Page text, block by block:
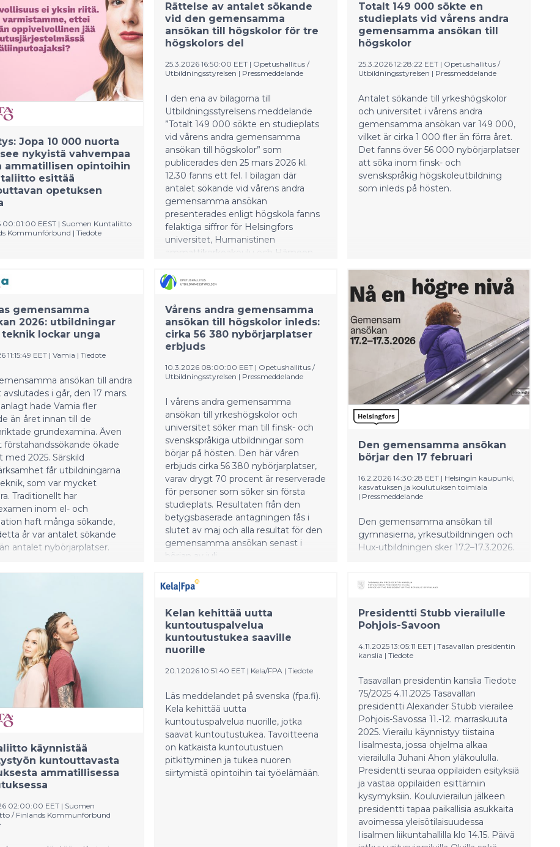
Jopa 10 000 nuorta
nykyistä vahvempaa
ammatillisen opintoihin
esittää
opetuksen
00:01:00 EEST | Suomen Kuntaliitto
Kommunförbund | Tiedote
nuori opiskelija tarvitsisi
oppivelvollisuudesta. Osa
jää tilanteeseen, jossa he
osallistumaan
kuntouttavia
Kuntaliitto esittää
opetuksen mallia osaksi
koulutusta.
on tukea nuoria, joiden
ei tilapäisesti riitä
opintoihin.
Rättelse av antalet sökande
vid den gemensamma
ansökan till högskolor för tre
högskolors del
25.3.2026 16:50:00 EET | Opetushallitus /
Utbildningsstyrelsen | Pressmeddelande
I den ena av bilagorna till
Utbildningsstyrelsens meddelande
”Totalt 149 000 sökte en studieplats
vid vårens andra gemensamma
ansökan till högskolor” som
publicerades den 25 mars 2026 kl.
12.30 fanns ett fel. I bilagan där
antalet sökande vid vårens andra
gemensamma ansökan
presenterades enligt högskola fanns
felaktiga siffror för Helsingfors
universitet, Humanistinen
ammattikorkeakoulu och Hämeen
meddelandet innehöll inget fel. Vi ber
om ursäkt för det inträffade och
distribuerar här meddelandet på nytt
med korrigerad bilaga.
Totalt 149 000 sökte en
studieplats vid vårens andra
gemensamma ansökan till
högskolor
25.3.2026 12:28:22 EET | Opetushallitus /
Utbildningsstyrelsen | Pressmeddelande
Antalet sökande till yrkeshögskolor
och universitet i vårens andra
gemensamma ansökan var 149 000,
vilket är cirka 1 000 fler än förra året.
Det fanns över 56 000 nybörjarplatser
att söka inom finsk- och
svenskspråkig högskoleutbildning
som inleds på hösten.
gemensamma
2026: utbildningar
lockar unga
11:15:49 EET | Vamia | Tiedote
ansökan till andra
avslutades i går, den 17 mars.
hade Vamia fler
än året innan till de
grundexamina. Även
förstahandssökande ökade
med 2025. Särskild
får utbildningarna
som var mycket
Traditionellt har
inom el- och
haft många sökande,
år var antalet sökande
antalet nybörjarplatser.
och husteknik
ökningen har skett
i maskin- och
antalet
har nästan
jämfört med tidigare år.
rektor Åsa Stenbacka
att intresset för tekniska
och särskilt den kraftiga
av sökande till maskin- och
är mycket goda
kontinuerligt har brist
Därmed kan Vam
Vårens andra gemensamma
ansökan till högskolor inleds:
cirka 56 380 nybörjarplatser
erbjuds
10.3.2026 08:00:00 EET | Opetushallitus /
Utbildningsstyrelsen | Pressmeddelande
I vårens andra gemensamma
ansökan till yrkeshögskolor och
universitet söker man till finsk- och
svenskspråkiga utbildningar som
börjar på hösten. Den här våren
erbjuds cirka 56 380 nybörjarplatser,
varav drygt 70 procent är reserverade
för personer som söker sin första
studieplats. Resultaten från den
betygsbaserade antagningen fås i
slutet av maj och alla resultat för den
gemensamma ansökan senast i
början av juli.
Den gemensamma ansökan
börjar den 17 februari
16.2.2026 14:30:28 EET | Helsingin kaupunki,
kasvatuksen ja koulutuksen toimiala
| Pressmeddelande
Den gemensamma ansökan till
gymnasierna, yrkesutbildningen och
Hux-utbildningen sker 17.2–17.3.2026.
finskspråkiga yrkesinstitutet Stadin
en mängd studiealternativ efter
grundskolan.
käynnistää
kuntouttavasta
ammatillisessa
02:00:00 EET | Suomen
/ Finlands Kommunförbund
Kelan kehittää uutta
kuntoutuspalvelua
kuntoutustukea saaville
nuorille
20.1.2026 10:51:40 EET | Kela/FPA | Tiedote
Läs meddelandet på svenska (fpa.fi).
Kela kehittää uutta
kuntoutuspalvelua nuorille, jotka
saavat kuntoutustukea. Tavoitteena
on katkaista kuntoutustuen
pitkittyminen ja tukea nuoren
siirtymistä opintoihin tai työelämään.
Presidentti Stubb vierailulle
Pohjois-Savoon
4.11.2025 13:05:11 EET | Tasavallan presidentin
kanslia | Tiedote
Tasavallan presidentin kanslia Tiedote
75/2025 4.11.2025 Tasavallan
presidentti Alexander Stubb vierailee
Pohjois-Savossa 11.-12. marraskuuta
2025. Vierailu käynnistyy tiistaina
Iisalmesta, jossa ohjelma alkaa
vierailulla Juhani Ahon yläkoululla.
Presidentti seuraa oppilaiden esityksiä
ja vastaa oppilaiden esittämiin
kysymyksiin. Kouluvierailun jälkeen
presidentti tapaa paikallisia asukkaita
avoimessa yleisötilaisuudessa
Iisalmen liikuntahallilla klo 14.15. Päivä